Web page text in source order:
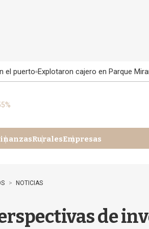
el puerto Explotaron cajero en Parque
RuralesEmpresas
NOTICIAS
de